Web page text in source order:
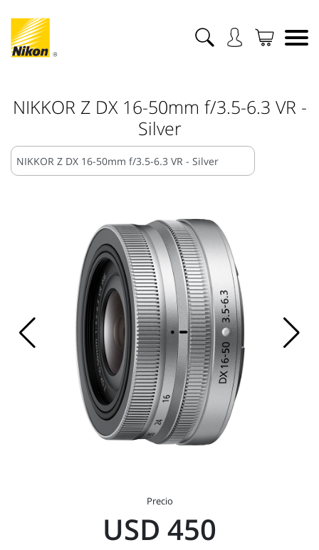
NIKKOR Z DX 16-50mm f/3.5-6.3 VR -
Silver
Precio
USD 450